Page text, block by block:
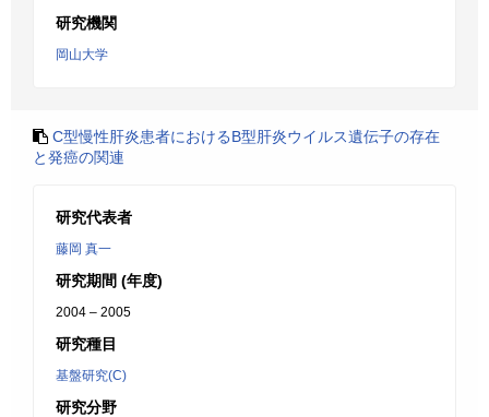
研究機関
岡山大学
C型慢性肝炎患者におけるB型肝炎ウイルス遺伝子の存在
と発癌の関連
研究代表者
藤岡 真一
研究期間 (年度)
2004 – 2005
研究種目
基盤研究(C)
研究分野